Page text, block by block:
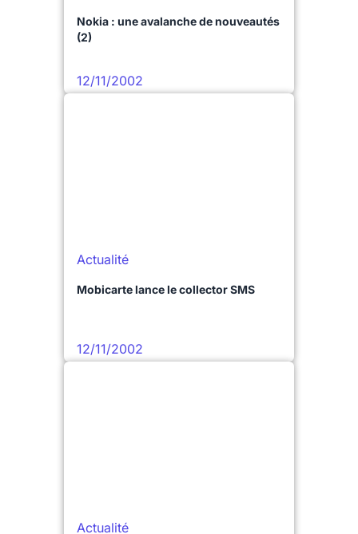
Nokia : une avalanche de nouveautés
(2)
12/11/2002
Actualité
Mobicarte lance le collector SMS
12/11/2002
Actualité